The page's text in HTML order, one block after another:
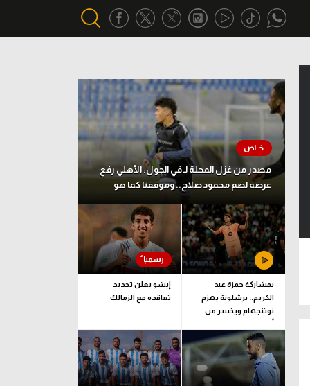
أقسام خاصة
Gamers
ميركاتو
تحقيق في الجول
تقرير في الجول
تحليل في الجول
حكايات في الجول
كويز في الجول
فيديو في الجول
مصدر من غزل المحلة لـ في الجول: الأهلي رفع
عرضه لضم محمود صلاح.. وموقفنا كما هو
بمشاركة حمزة عبد
الكريم.. برشلونة يهزم
نوتنجهام ويخسر من
أودينيزي وديا
إيشو يعلن تجديد
تعاقده مع الزمالك